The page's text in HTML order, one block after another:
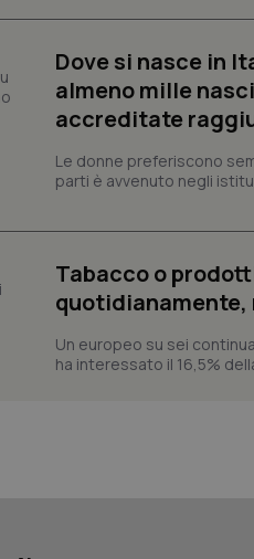
Dove si nasce in
almeno mille
accreditate
Le donne preferiscono
parti è avvenuto negli
Tabacco o
quotidianamente,
Un europeo su sei
ha interessato il 16,5%
_ga